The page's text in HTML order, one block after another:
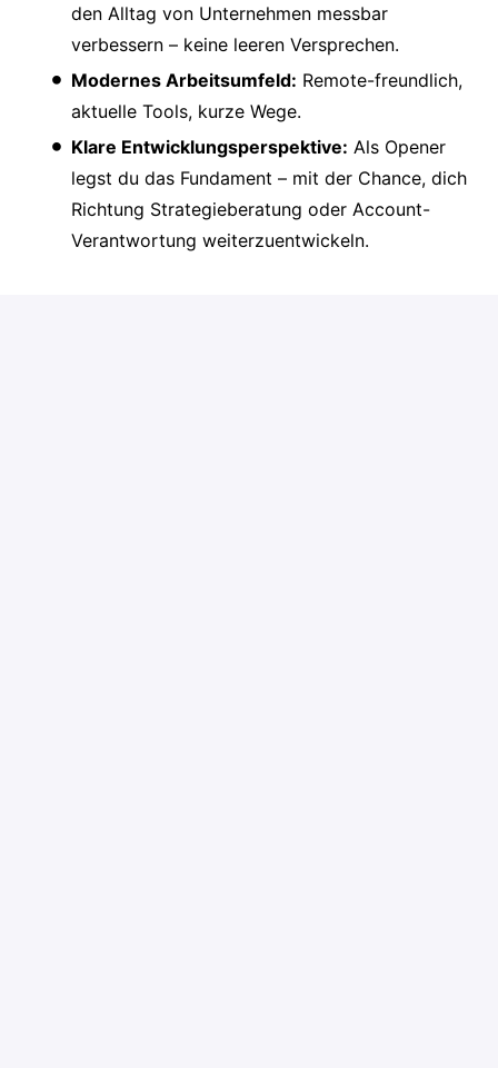
den Alltag von Unternehmen messbar
verbessern – keine leeren Versprechen.
Modernes Arbeitsumfeld: Remote-freundlich,
aktuelle Tools, kurze Wege.
Klare Entwicklungsperspektive: Als Opener
legst du das Fundament – mit der Chance, dich
Richtung Strategieberatung oder Account-
Verantwortung weiterzuentwickeln.